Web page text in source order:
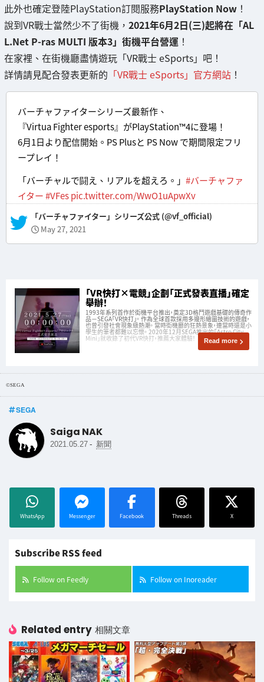
此外也確定登陸PlayStation訂閱服務PlayStation Now ！
說到VR戰士當然少不了街機， 2021年6月2日(三)起將在「AL
L.Net P-ras MULTI 版本3」街機平台營運 ！
在家裡、在街機廳盡情遊玩「VR戰士 eSports」吧！
詳情請見配合發表更新的 「VR戰士 eSports」官方網站 ！
バーチャファイターシリーズ最新作、
『Virtua Fighter esports』がPlayStation™4に登場！
6月1日より配信開始。PS Plusと PS Now で期間限定フリ
ープレイ！
「バーチャルで闘え、リアルを超えろ。」 #バーチャファ
イター#VFespic.twitter.com/WwO1uApwXv
— 「バーチャファイター」シリーズ公式 (@vf_official)
May 27, 2021
「VR快打×電競」企劃「正式發表直播」確定
舉辦！
1993年系列首作於街機平台推出，奠定3D格鬥遊戲基礎的傳奇作
品－SEGA「VR快打」。 作為全球首款採用多邊形繪圖技術的遊戲，
也曾引發社會現象級熱潮。 當時街機廳的狂熱景象，連當時還是小
學生的筆者都難以忘懷。 2020年12月SEGA推出的「Astro City
Mini」就收錄了初代VR快打，推薦大家體驗！ Read more
©SEGA
SEGA
Saiga NAK
2021.05.27 - 新聞
WhatsApp Messenger Facebook Threads X
Subscribe RSS feed
Follow on Feedly Follow on Inoreader
Related entry 相關文章